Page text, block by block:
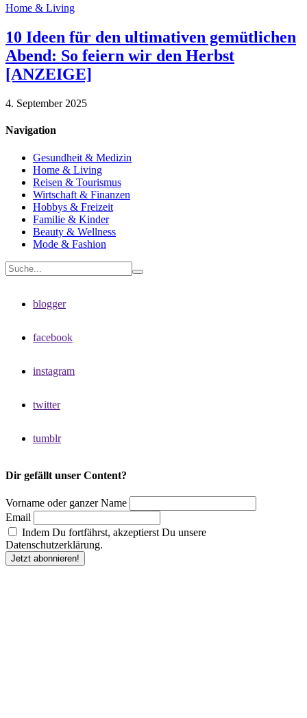
Home & Living
10 Ideen für den ultimativen gemütlichen
Abend: So feiern wir den Herbst
[ANZEIGE]
4. September 2025
Navigation
Gesundheit & Medizin
Home & Living
Reisen & Tourismus
Wirtschaft & Finanzen
Hobbys & Freizeit
Familie & Kinder
Beauty & Wellness
Mode & Fashion
blogger
facebook
instagram
twitter
tumblr
Dir gefällt unser Content?
Vorname oder ganzer Name
Email
Indem Du fortfährst, akzeptierst Du unsere
Datenschutzerklärung.